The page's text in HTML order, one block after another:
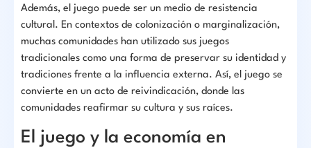
Además, el juego puede ser un medio de resistencia
cultural. En contextos de colonización o marginalización,
muchas comunidades han utilizado sus juegos
tradicionales como una forma de preservar su identidad y
tradiciones frente a la influencia externa. Así, el juego se
convierte en un acto de reivindicación, donde las
comunidades reafirmar su cultura y sus raíces.
El juego y la economía en